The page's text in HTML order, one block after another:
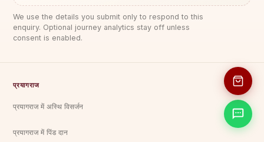
We use the details you submit only to respond to this
enquiry. Optional journey analytics stay off unless
consent is enabled.
प्रयागराज
प्रयागराज में अस्थि विसर्जन
प्रयागराज में पिंड दान